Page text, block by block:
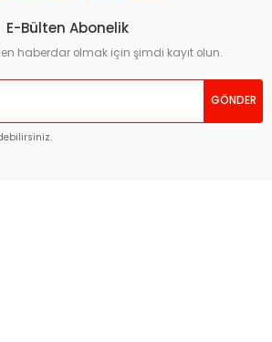
bozuk veya görüntülenemiyor.
eksik bilgiler bulunuyor.
bulunuyor.
daha pahalı.
E-Bülten Abonelik
haberdar olmak için şimdi kayıt olun.
GÖNDER